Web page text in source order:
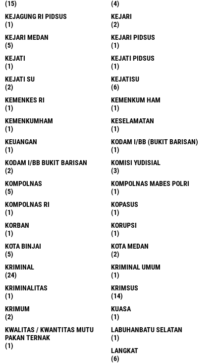
(15)
(4)
KEJAGUNG RI PIDSUS
(1)
KEJARI
(2)
KEJARI MEDAN
(5)
KEJARI PIDSUS
(1)
KEJATI
(1)
KEJATI PIDSUS
(1)
KEJATI SU
(2)
KEJATISU
(6)
KEMENKES RI
(1)
KEMENKUM HAM
(1)
KEMENKUMHAM
(1)
KESELAMATAN
(1)
KEUANGAN
(1)
KODAM I/BB (BUKIT BARISAN)
(1)
KODAM I/BB BUKIT BARISAN
(2)
KOMISI YUDISIAL
(3)
KOMPOLNAS
(5)
KOMPOLNAS MABES POLRI
(1)
KOMPOLNAS RI
(1)
KOPASUS
(1)
KORBAN
(1)
KORUPSI
(1)
KOTA BINJAI
(5)
KOTA MEDAN
(2)
KRIMINAL
(24)
KRIMINAL UMUM
(1)
KRIMINALITAS
(1)
KRIMSUS
(14)
KRIMUM
(2)
KUASA
(1)
KWALITAS / KWANTITAS MUTU
PAKAN TERNAK
(1)
LABUHANBATU SELATAN
(1)
LANGKAT
(6)